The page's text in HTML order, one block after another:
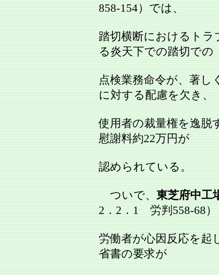
858‐154）では、
踏切横断におけるト
る炎天下での踏切での
点検業務命令が、著し
に対する配慮を欠き、
使用者の裁量権を逸脱
慰謝料約22万円が
認められている。
ついで、東芝府中工
2．2．1 労判558‐68
労働者が心因反応を起
省書の要求が